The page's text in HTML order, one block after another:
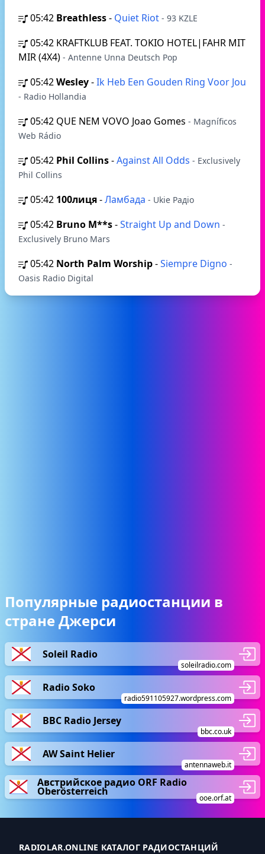
05:42 Breathless- Quiet Riot - 93 KZLE
05:42 KRAFTKLUB FEAT. TOKIO HOTEL|FAHR MIT
MIR (4X4) - Antenne Unna Deutsch Pop
05:42Wesley-Ik Heb Een Gouden Ring Voor Jou
- Radio Hollandia
05:42 QUE NEM VOVO Joao Gomes - Magníficos
Web Rádio
05:42 Phil Collins-Against All Odds - Exclusively
Phil Collins
05:42 100лиця-Ламбада - Ukie Радіо
05:42 Bruno M**s-Straight Up and Down -
Exclusively Bruno Mars
05:42 North Palm Worship-Siempre Digno -
Oasis Radio Digital
Популярные радиостанции в
стране Джерси
Soleil Radio
soleilradio.com
Radio Soko
radio591105927.wordpress.com
BBC Radio Jersey
bbc.co.uk
AW Saint Helier
antennaweb.it
Австрийское радио ORF Radio
Oberösterreich
ooe.orf.at
RADIOLAR.ONLINE КАТАЛОГ РАДИОСТАНЦИЙ